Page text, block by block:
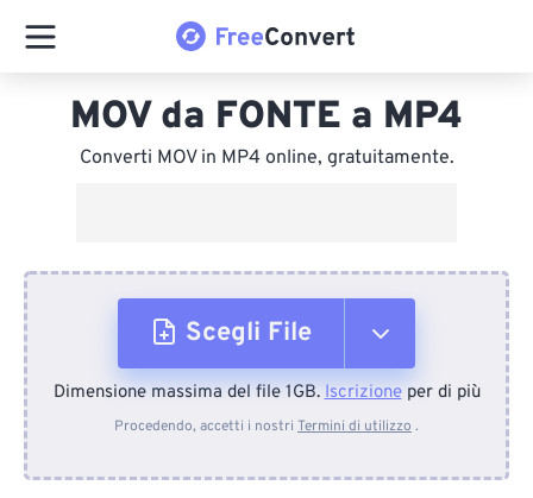
MOV da FONTE a MP4
Converti MOV in MP4 online, gratuitamente.
Scegli File
Dal dispositivo
Dimensione massima del file 1GB.Iscrizioneper di più
Procedendo, accetti i nostri Termini di utilizzo .